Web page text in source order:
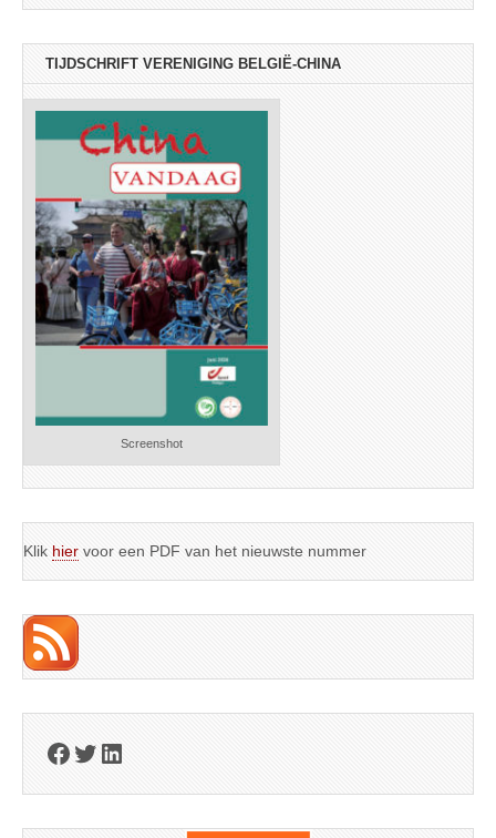
TIJDSCHRIFT VERENIGING BELGIË-CHINA
Screenshot
Klik hier voor een PDF van het nieuwste nummer
Facebook
Twitter
LinkedIn